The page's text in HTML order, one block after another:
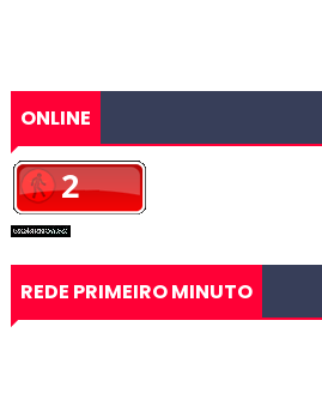
ONLINE
REDE PRIMEIRO MINUTO